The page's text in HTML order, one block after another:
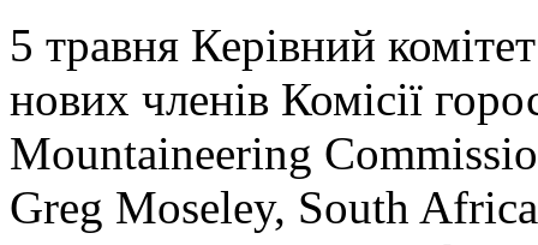
5 травня Керівний
нових членів Комісії
Mountaineering
Greg Moseley, South